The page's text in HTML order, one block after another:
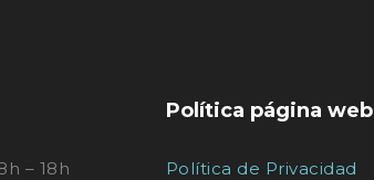
– 18h
Política página web
Política de Privacidad